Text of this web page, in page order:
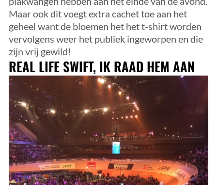
Maar ook dit voegt extra cachet toe aan het
geheel want de bloemen het het t-shirt worden
vervolgens weer het publiek ingeworpen en die
zijn vrij gewild!
REAL LIFE SWIFT, IK RAAD HEM AAN